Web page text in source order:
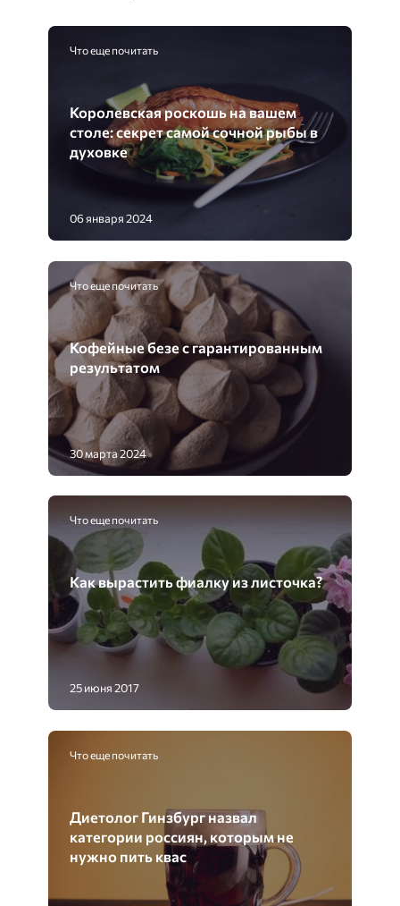
Что еще почитать
Королевская роскошь на вашем
столе: секрет самой сочной рыбы в
духовке
06 января 2024
Что еще почитать
Кофейные безе с гарантированным
результатом
30 марта 2024
Что еще почитать
Как вырастить фиалку из листочка?
25 июня 2017
Что еще почитать
Диетолог Гинзбург назвал
категории россиян, которым не
нужно пить квас